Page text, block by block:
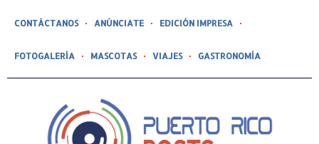
CONTÁCTANOS ANÚNCIATE EDICIÓN IMPRESA
FOTOGALERÍA MASCOTAS VIAJES GASTRONOMÍA